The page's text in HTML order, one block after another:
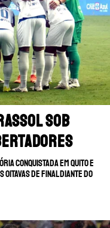
sob
conquistada em Quito e
oitavas de final diante do